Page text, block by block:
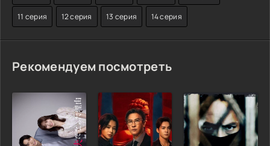
11 серия 12 серия 13 серия 14 серия
Рекомендуем посмотреть